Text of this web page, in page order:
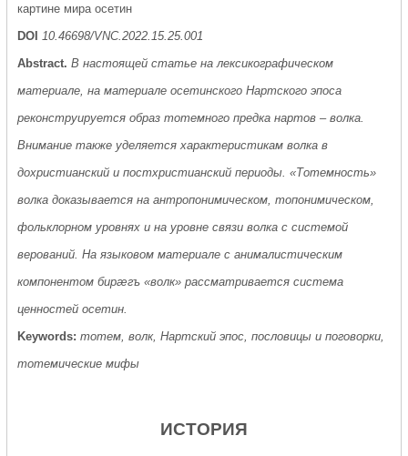
картине мира осетин
DOI
10.46698/VNC.2022.15.25.001
Abstract. В настоящей статье на лексикографическом
материале, на материале осетинского Нартского эпоса
реконструируется образ тотемного предка нартов – волка.
Внимание также уделяется характеристикам волка в
дохристианский и постхристианский периоды. «Тотемность»
волка доказывается на антропонимическом, топонимическом,
фольклорном уровнях и на уровне связи волка с системой
верований. На языковом материале с анималистическим
компонентом бирæгъ «волк» рассматривается система
ценностей осетин.
Keywords: тотем, волк, Нартский эпос, пословицы и поговорки,
тотемические мифы
ИСТОРИЯ